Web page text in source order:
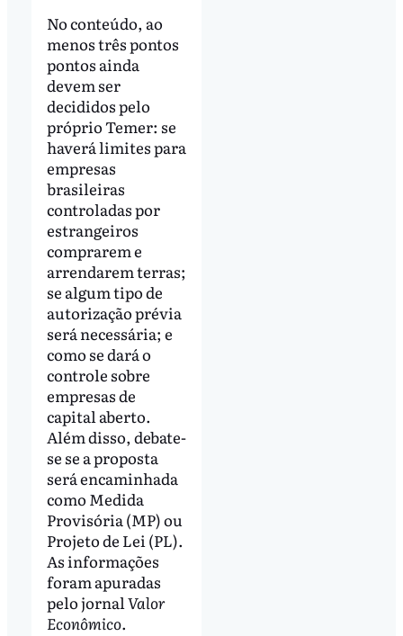
No conteúdo, ao
menos três pontos
pontos ainda
devem ser
decididos pelo
próprio Temer: se
haverá limites para
empresas
brasileiras
controladas por
estrangeiros
comprarem e
arrendarem terras;
se algum tipo de
autorização prévia
será necessária; e
como se dará o
controle sobre
empresas de
capital aberto.
Além disso, debate-
se se a proposta
será encaminhada
como Medida
Provisória (MP) ou
Projeto de Lei (PL).
As informações
foram apuradas
pelo jornalValor
Econômico.